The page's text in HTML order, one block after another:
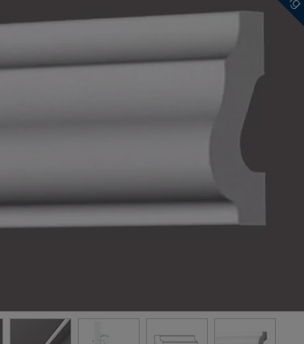
Schilderij